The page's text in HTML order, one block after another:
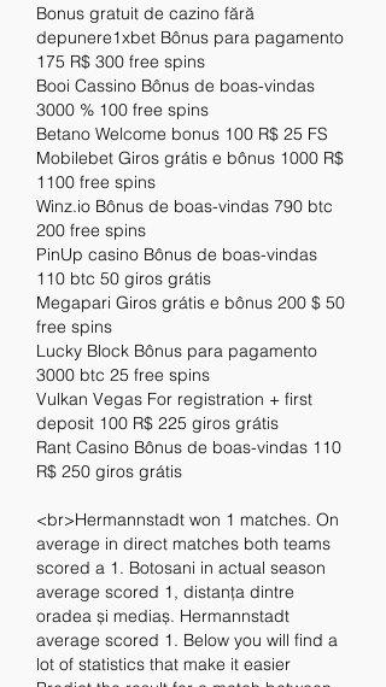
Bonus gratuit de cazino fără
depunere1xbet Bônus para pagamento
175 R$ 300 free spins
Booi Cassino Bônus de boas-vindas
3000 % 100 free spins
Betano Welcome bonus 100 R$ 25 FS
Mobilebet Giros grátis e bônus 1000 R$
1100 free spins
Winz.io Bônus de boas-vindas 790 btc
200 free spins
PinUp casino Bônus de boas-vindas
110 btc 50 giros grátis
Megapari Giros grátis e bônus 200 $ 50
free spins
Lucky Block Bônus para pagamento
3000 btc 25 free spins
Vulkan Vegas For registration + first
deposit 100 R$ 225 giros grátis
Rant Casino Bônus de boas-vindas 110
R$ 250 giros grátis
<br>Hermannstadt won 1 matches. On
average in direct matches both teams
scored a 1. Botosani in actual season
average scored 1, distanța dintre
oradea și mediaș. Hermannstadt
average scored 1. Below you will find a
lot of statistics that make it easier